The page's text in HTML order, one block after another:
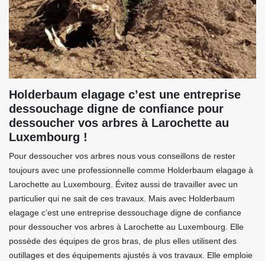
Holderbaum elagage c’est une entreprise
dessouchage digne de confiance pour
dessoucher vos arbres à Larochette au
Luxembourg !
Pour dessoucher vos arbres nous vous conseillons de rester
toujours avec une professionnelle comme Holderbaum elagage à
Larochette au Luxembourg. Évitez aussi de travailler avec un
particulier qui ne sait de ces travaux. Mais avec Holderbaum
elagage c’est une entreprise dessouchage digne de confiance
pour dessoucher vos arbres à Larochette au Luxembourg. Elle
possède des équipes de gros bras, de plus elles utilisent des
outillages et des équipements ajustés à vos travaux. Elle emploie